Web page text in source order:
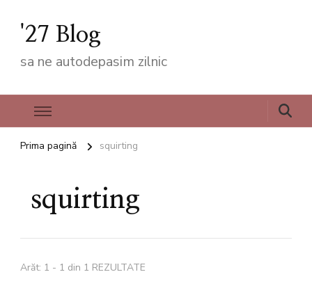
'27 Blog
sa ne autodepasim zilnic
Prima pagină squirting
squirting
Arăt: 1 - 1 din 1 REZULTATE